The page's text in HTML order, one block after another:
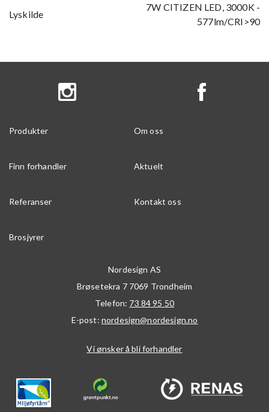
Lyskilde
7W CITIZEN LED, 3000K -
577lm/CRI>90
Produkter Om oss
Finn forhandler Aktuelt
Referanser Kontakt oss
Brosjyrer
Nordesign AS
Brøsetekra 7 7069 Trondheim
Telefon: 73 84 95 50
E-post: nordesign@nordesign.no
Vi ønsker å bli forhandler